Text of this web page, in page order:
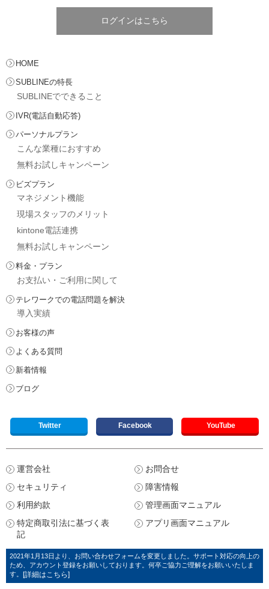
ログインはこちら
HOME
SUBLINEの特長
SUBLINEでできること
IVR(電話自動応答)
パーソナルプラン
こんな業種におすすめ
無料お試しキャンペーン
ビズプラン
マネジメント機能
現場スタッフのメリット
kintone電話連携
無料お試しキャンペーン
料金・プラン
お支払い・ご利用に関して
テレワークでの電話問題を解決
導入実績
お客様の声
よくある質問
新着情報
ブログ
Twitter Facebook YouTube
運営会社
セキュリティ
利用約款
特定商取引法に基づく表
記
お問合せ
障害情報
管理画面マニュアル
アプリ画面マニュアル
2021年1月13日より、お問い合わせフォームを変更しました。サポート対応の向上の
ため、アカウント登録をお願いしております。何卒ご協力ご理解をお願いいたしま
す。
[詳細はこちら]